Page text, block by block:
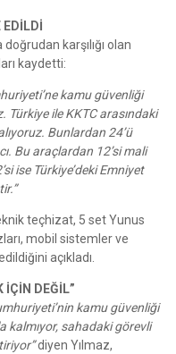
EDİLDİ
karşılığı olan
kaydetti:
kamu güvenliği
Türkiye ile KKTC arasındaki
Bunlardan 24’ü
Bu araçlardan 12’si mali
ise Türkiye’deki Emniyet
teçhizat, 5 set Yunus
mobil sistemler ve
açıkladı.
İÇİN DEĞİL”
kamu güvenliği
kalmıyor, sahadaki görevli
diyen Yılmaz,